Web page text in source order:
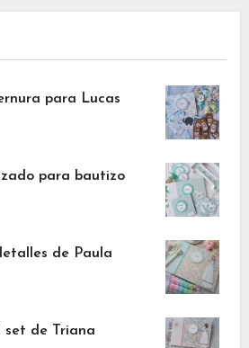
para Lucas
para bautizo
de Paula
set de Triana